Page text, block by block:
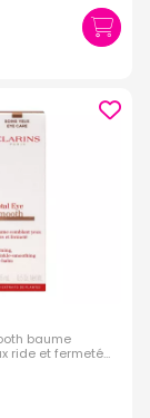
baume
ride et fermeté